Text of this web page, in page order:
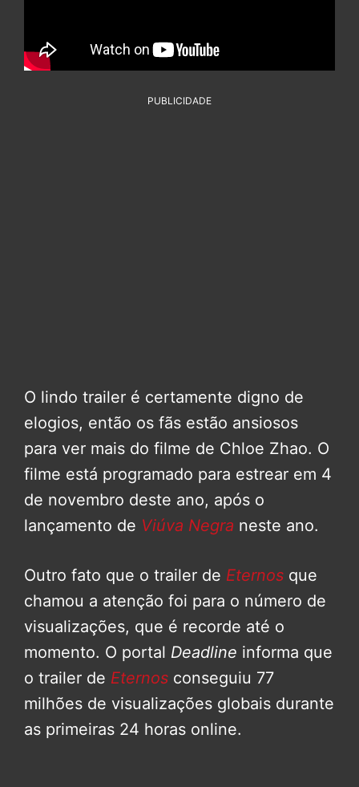
PUBLICIDADE
O lindo trailer é certamente digno de
elogios, então os fãs estão ansiosos
para ver mais do filme de Chloe Zhao. O
filme está programado para estrear em 4
de novembro deste ano, após o
lançamento de Viúva Negra neste ano.
Outro fato que o trailer de Eternos que
chamou a atenção foi para o número de
visualizações, que é recorde até o
momento. O portal Deadline informa que
o trailer de Eternos conseguiu 77
milhões de visualizações globais durante
as primeiras 24 horas online.